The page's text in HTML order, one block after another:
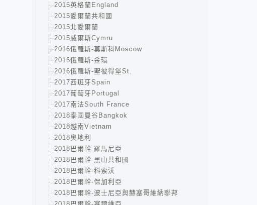
2015英格蘭England
2015愛爾蘭共和國
2015北愛爾蘭
2015威爾斯Cymru
2016俄羅斯-莫斯科Moscow
2016俄羅斯-金環
2016俄羅斯-聖彼得堡St.
2017西班牙Spain
2017葡萄牙Portugal
2017南法South France
2018泰國曼谷Bangkok
2018越南Vietnam
2018奧地利
2018巴爾幹-羅馬尼亞
2018巴爾幹-黑山共和國
2018巴爾幹-科索沃
2018巴爾幹-保加利亞
2018巴爾幹-波士尼亞與赫塞哥維納聯邦